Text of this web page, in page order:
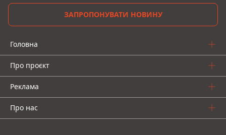
ЗАПРОПОНУВАТИ НОВИНУ
Головна
Про проєкт
Реклама
Про нас